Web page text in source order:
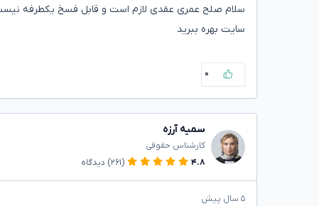
سلام صلح عمری عقدی لازم است و قابل فسخ یکطرفه نیست
سایت بهره ببرید
۰
سمیه آرزه
کارشناس حقوقی
۴.۸
(۲۶۱) دیدگاه
۵ سال پیش